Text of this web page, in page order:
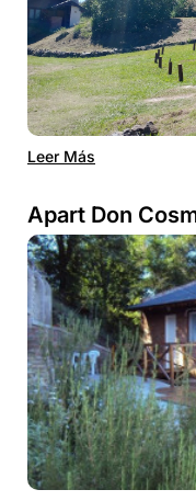
Leer Más
Apart Don